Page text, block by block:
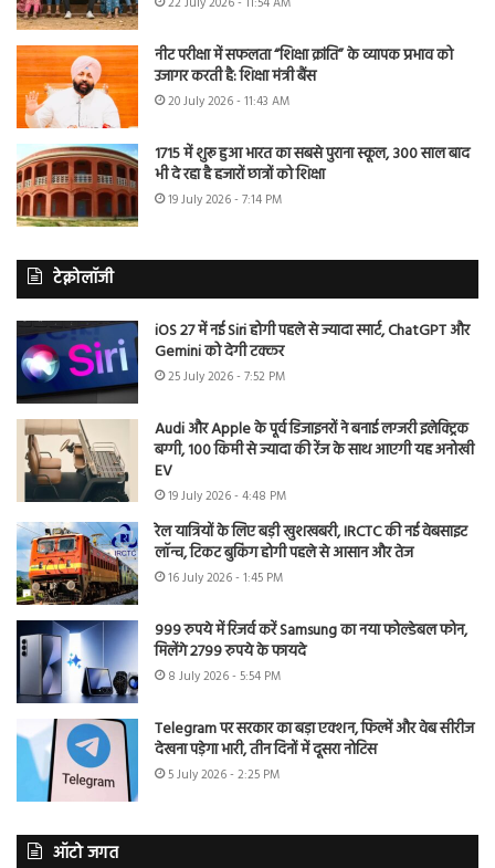
नीट परीक्षा में सफलता “शिक्षा क्रांति” के व्यापक प्रभाव को
उजागर करती है: शिक्षा मंत्री बैंस
20 July 2026 - 11:43 AM
1715 में शुरू हुआ भारत का सबसे पुराना स्कूल, 300 साल बाद
भी दे रहा है हजारों छात्रों को शिक्षा
19 July 2026 - 7:14 PM
टेक्नोलॉजी
iOS 27 में नई Siri होगी पहले से ज्यादा स्मार्ट, ChatGPT और
Gemini को देगी टक्कर
25 July 2026 - 7:52 PM
Audi और Apple के पूर्व डिजाइनरों ने बनाई लग्जरी इलेक्ट्रिक
बग्गी, 100 किमी से ज्यादा की रेंज के साथ आएगी यह अनोखी
EV
19 July 2026 - 4:48 PM
रेल यात्रियों के लिए बड़ी खुशखबरी, IRCTC की नई वेबसाइट
लॉन्च, टिकट बुकिंग होगी पहले से आसान और तेज
16 July 2026 - 1:45 PM
999 रुपये में रिजर्व करें Samsung का नया फोल्डेबल फोन,
मिलेंगे 2799 रुपये के फायदे
8 July 2026 - 5:54 PM
Telegram पर सरकार का बड़ा एक्शन, फिल्में और वेब सीरीज
देखना पड़ेगा भारी, तीन दिनों में दूसरा नोटिस
5 July 2026 - 2:25 PM
ऑटो जगत